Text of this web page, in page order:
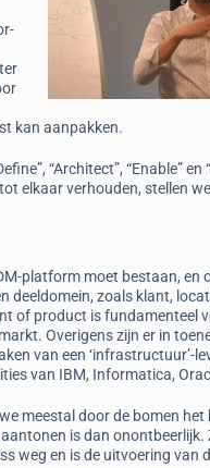
kan aanpakken.
“Architect”, “Enable” en
elkaar verhouden, stellen
platform moet bestaan, en
deeldomein, zoals klant,
of product is fundamenteel
Overigens zijn er in
van een ‘infrastructuur’-
van IBM, Informatica,
meestal door de bomen het
is dan onontbeerlijk.
weg en is de uitvoering van